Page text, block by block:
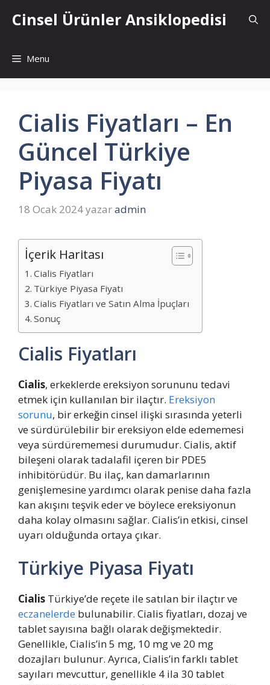
atlaCinsel Ürünler Ansiklopedisi
Menu
Cialis Fiyatları – En
Güncel Türkiye
Piyasa Fiyatı
18 Ocak 2024yazaradmin
İçerik Haritası
Cialis Fiyatları
Türkiye Piyasa Fiyatı
Cialis Fiyatları ve Satın Alma İpuçları
Sonuç
Cialis Fiyatları
Cialis, erkeklerde ereksiyon sorununu tedavi
etmek için kullanılan bir ilaçtır. Ereksiyon
sorunu, bir erkeğin cinsel ilişki sırasında yeterli
ve sürdürülebilir bir ereksiyon elde edememesi
veya sürdürememesi durumudur. Cialis, aktif
bileşeni olarak tadalafil içeren bir PDE5
inhibitörüdür. Bu ilaç, kan damarlarının
genişlemesine yardımcı olarak penise daha fazla
kan akışını teşvik eder ve böylece ereksiyonun
daha kolay olmasını sağlar. Cialis’in etkisi, cinsel
uyarı olduğunda ortaya çıkar.
Türkiye Piyasa Fiyatı
Cialis Türkiye’de reçete ile satılan bir ilaçtır ve
eczanelerde bulunabilir. Cialis fiyatları, dozaj ve
tablet sayısına bağlı olarak değişmektedir.
Genellikle, Cialis’in 5 mg, 10 mg ve 20 mg
dozajları bulunur. Ayrıca, Cialis’in farklı tablet
sayıları mevcuttur, genellikle 4 ila 30 tablet